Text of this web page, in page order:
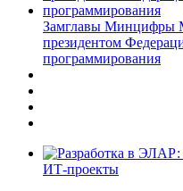
Замглавы Минцифры
президентом
программирования
ИТ-проекты